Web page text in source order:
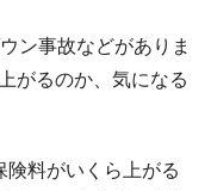
ン事故などがありま
がるのか、気になる
険料がいくら上がる